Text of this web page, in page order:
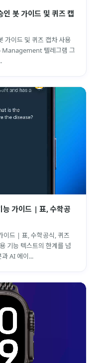
봇 가이드 및 퀴즈 캡
가이드 및 퀴즈 캡차 사용
Management 텔레그램 그
능 가이드 | 표, 수학공
이드 | 표, 수학공식, 퀴즈
기능 텍스트의 한계를 넘
AI 에이...